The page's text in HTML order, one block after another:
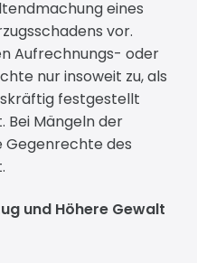
eines
vor.
Aufrechnungs- oder
nur insoweit zu, als
festgestellt
Mängeln der
Gegenrechte des
und Höhere Gewalt